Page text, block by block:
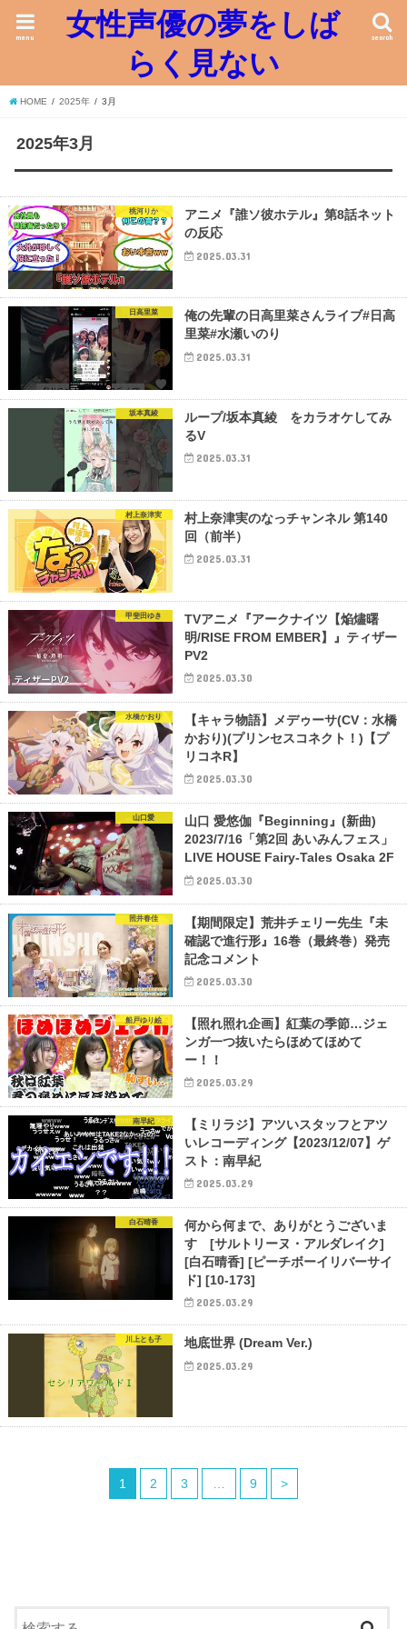
女性声優の夢をしば
らく見ない
search
menu
HOME 2025年 3月
2025年3月
桃河りか
アニメ『誰ソ彼ホテル』第8話ネット
の反応
2025.03.31
日高里菜
俺の先輩の日高里菜さんライブ#日高
里菜#水瀬いのり
2025.03.31
坂本真綾
ループ/坂本真綾 をカラオケしてみ
るV
2025.03.31
村上奈津実
村上奈津実のなっチャンネル 第140
回（前半）
2025.03.31
甲斐田ゆき
TVアニメ『アークナイツ【焔燼曙
明/RISE FROM EMBER】』ティザー
PV2
2025.03.30
水橋かおり
【キャラ物語】メデゥーサ(CV：水橋
かおり)(プリンセスコネクト！)【プ
リコネR】
2025.03.30
山口愛
山口 愛悠伽『Beginning』(新曲)
2023/7/16「第2回 あいみんフェス」
LIVE HOUSE Fairy-Tales Osaka 2F
2025.03.30
照井春佳
【期間限定】荒井チェリー先生『未
確認で進行形』16巻（最終巻）発売
記念コメント
2025.03.30
船戸ゆり絵
【照れ照れ企画】紅葉の季節…ジェ
ンガ一つ抜いたらほめてほめて
ー！！
2025.03.29
南早紀
【ミリラジ】アツいスタッフとアツ
いレコーディング【2023/12/07】ゲ
スト：南早紀
2025.03.29
白石晴香
何から何まで、ありがとうございま
す [サルトリーヌ・アルダレイク]
[白石晴香] [ピーチボーイリバーサイ
ド] [10-173]
2025.03.29
川上とも子 地底世界 (Dream Ver.)
2025.03.29
1 2 3 9 >